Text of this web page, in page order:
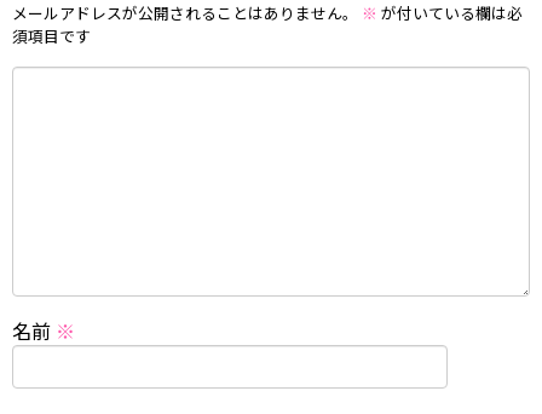
メールアドレスが公開されることはありません。 ※ が付いている欄は必
須項目です
名前 ※